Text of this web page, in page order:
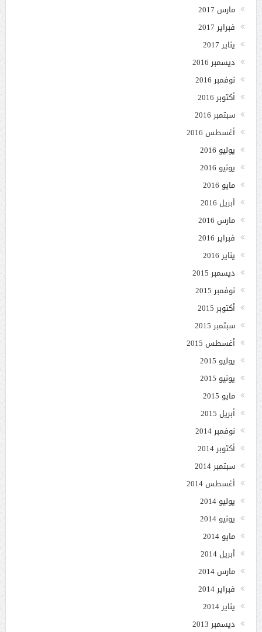
مارس 2017
فبراير 2017
يناير 2017
ديسمبر 2016
نوفمبر 2016
أكتوبر 2016
سبتمبر 2016
أغسطس 2016
يوليو 2016
يونيو 2016
مايو 2016
أبريل 2016
مارس 2016
فبراير 2016
يناير 2016
ديسمبر 2015
نوفمبر 2015
أكتوبر 2015
سبتمبر 2015
أغسطس 2015
يوليو 2015
يونيو 2015
مايو 2015
أبريل 2015
نوفمبر 2014
أكتوبر 2014
سبتمبر 2014
أغسطس 2014
يوليو 2014
يونيو 2014
مايو 2014
أبريل 2014
مارس 2014
فبراير 2014
يناير 2014
ديسمبر 2013